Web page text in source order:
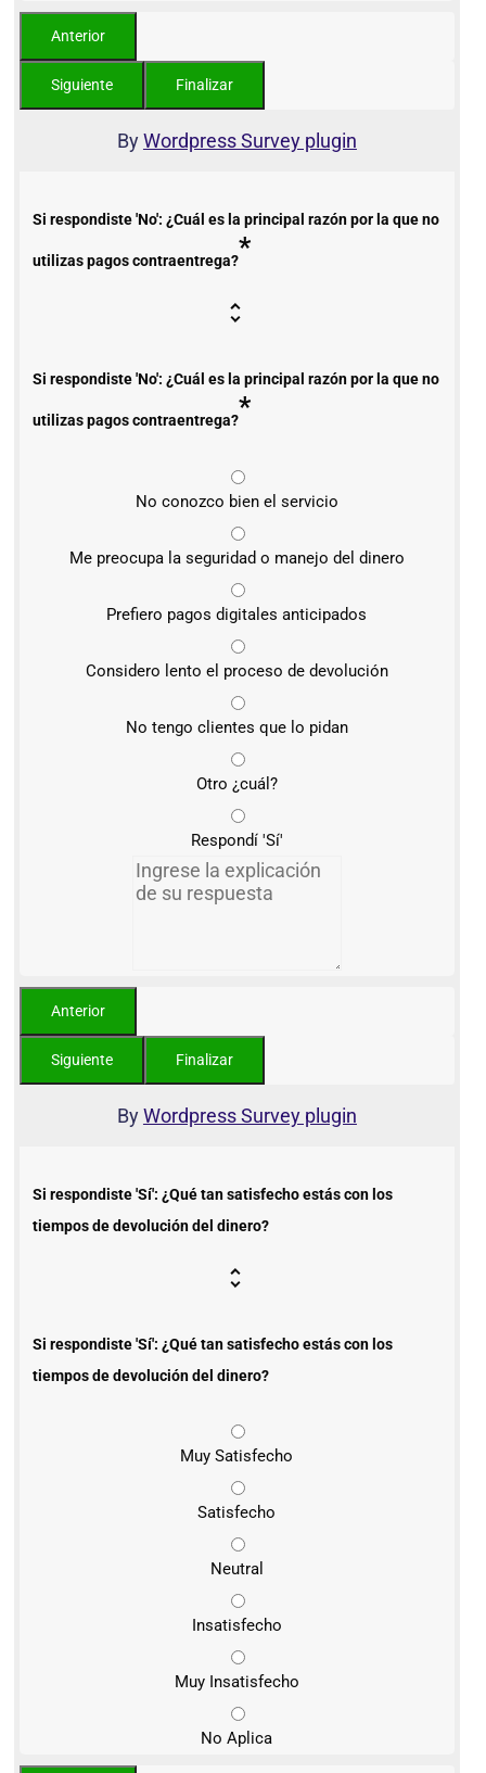
ByWordpress Survey plugin
Si respondiste 'No': ¿Cuál es la principal razón por la que no
utilizas pagos contraentrega?*
Si respondiste 'No': ¿Cuál es la principal razón por la que no
utilizas pagos contraentrega?*
No conozco bien el servicio
Me preocupa la seguridad o manejo del dinero
Prefiero pagos digitales anticipados
Considero lento el proceso de devolución
No tengo clientes que lo pidan
Otro ¿cuál?
Respondí 'Sí'
ByWordpress Survey plugin
Si respondiste 'Sí': ¿Qué tan satisfecho estás con los
tiempos de devolución del dinero?
Si respondiste 'Sí': ¿Qué tan satisfecho estás con los
tiempos de devolución del dinero?
Muy Satisfecho
Satisfecho
Neutral
Insatisfecho
Muy Insatisfecho
No Aplica